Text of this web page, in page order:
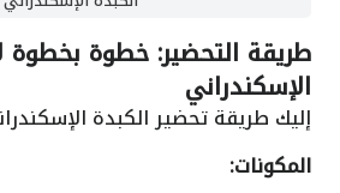
طريقة التحضير: خطوة بخطوة
الإسكندراني
إليك طريقة تحضير الكبدة
المكونات: